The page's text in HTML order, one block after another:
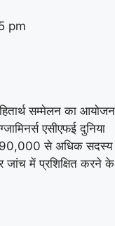
दिखे बागपत के अमन,
pm
सम्मेलन का आयोजन
एसीएफई दुनिया
90,000 से अधिक सदस्य
जांच में प्रशिक्षित करने के